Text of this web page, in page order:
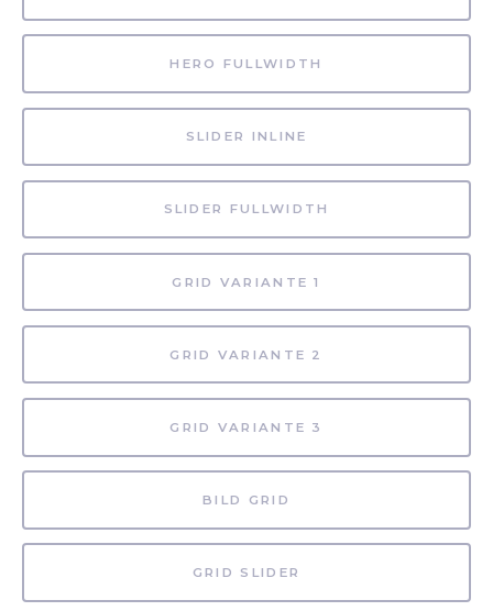
HERO FULLWIDTH
SLIDER INLINE
SLIDER FULLWIDTH
GRID VARIANTE 1
GRID VARIANTE 2
GRID VARIANTE 3
BILD GRID
GRID SLIDER